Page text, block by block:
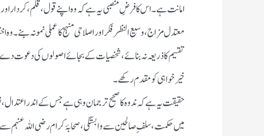
امانت ہے۔ اس کا فرضِ منصبی یہ ہے کہ وہ اپنے قول، قلم، کردار
معتدل مزاج، وسیع النظر فکر اور اصلاحی منہج کا عملی نمونہ بنے۔
تقسیم کا ذریعہ نہ بنائے، شخصیات کے بجائے اصولوں کی دعوت
خیرخواہی کو مقدم رکھے۔
حقیقت یہ ہے کہ ندوہ کا صحیح ترجمان وہی ہے جس کے اندر
میں حکمت، سلفِ صالحین سے وابستگی، صحابۂ کرام رضی اللہ عنہم